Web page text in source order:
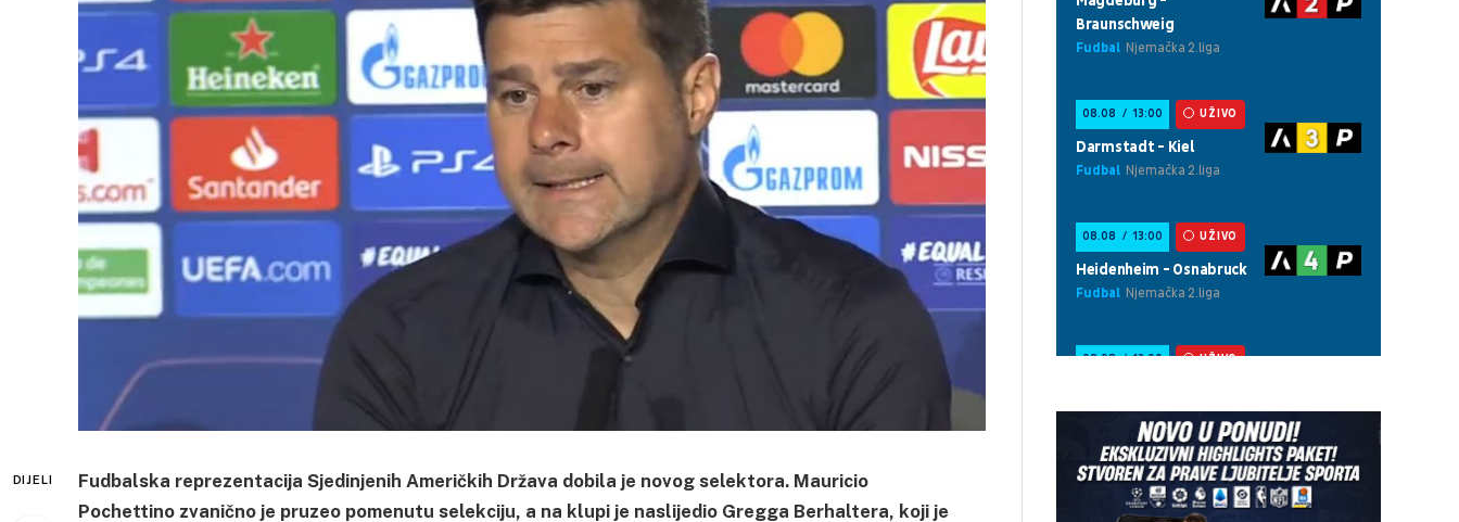
DIJELI
Fudbalska reprezentacija Sjedinjenih Američkih Država dobila je novog selektora. Mauricio
Pochettino zvanično je pruzeo pomenutu selekciju, a na klupi je naslijedio Gregga Berhaltera, koji je